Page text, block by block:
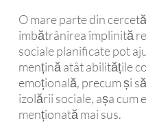
O mare parte din
îmbătrânirea împlinită
sociale planificate pot
mențină atât abilitățile
emoțională, precum și
izolării sociale, așa cum
menționată mai sus.